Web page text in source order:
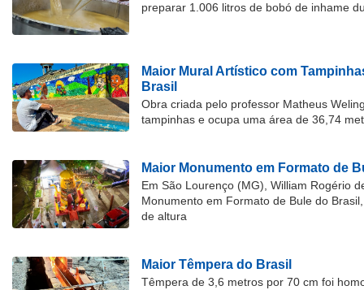
preparar 1.006 litros de bobó de inhame
Maior Mural Artístico com
Brasil
Obra criada pelo professor Matheus
tampinhas e ocupa uma área de 36,74
Maior Monumento em Formato de
Em São Lourenço (MG), William Rogério
Monumento em Formato de Bule do
de altura
Maior Têmpera do Brasil
Têmpera de 3,6 metros por 70 cm foi